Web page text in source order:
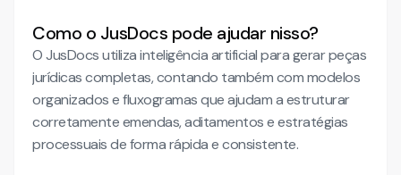
Como o JusDocs pode ajudar nisso?
O JusDocs utiliza inteligência artificial para gerar peças
jurídicas completas, contando também com modelos
organizados e fluxogramas que ajudam a estruturar
corretamente emendas, aditamentos e estratégias
processuais de forma rápida e consistente.